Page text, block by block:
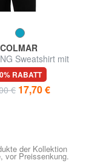
COLMAR
Sweatshirt mit
und Glitzer-
Print
RABATT
€ 17,70 €
der Kollektion
vor Preissenkung.